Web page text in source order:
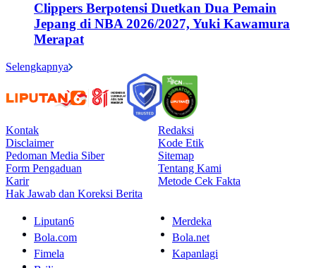
Clippers Berpotensi Duetkan Dua Pemain
Jepang di NBA 2026/2027, Yuki Kawamura
Merapat
Selengkapnya
Kontak
Redaksi
Disclaimer
Kode Etik
Pedoman Media Siber
Sitemap
Form Pengaduan
Tentang Kami
Karir
Metode Cek Fakta
Hak Jawab dan Koreksi Berita
Liputan6
Merdeka
Bola.com
Bola.net
Fimela
Kapanlagi